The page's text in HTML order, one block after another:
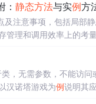
： 静态方法与实例方
及注意事项，包括局部
管理和调用效率上的考
，无需参数，不能访问
汉诺塔游戏为例说明其应